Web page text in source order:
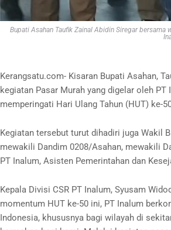
Bupati Asahan Taufik Zainal Abidin Siregar bersama
Kerangsatu.com- Kisaran Bupati Asahan,
kegiatan Pasar Murah yang digelar oleh
memperingati Hari Ulang Tahun (HUT) ke-
Kegiatan tersebut turut dihadiri juga Wakil
mewakili Dandim 0208/Asahan, mewakili
PT Inalum, Asisten Pemerintahan dan
Kepala Divisi CSR PT Inalum, Syusam
momentum HUT ke-50 ini, PT Inalum
Indonesia, khususnya bagi wilayah di